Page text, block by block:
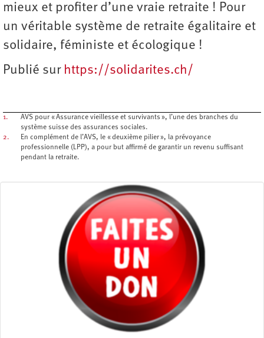
mieux et profiter d’une vraie retraite ! Pour
un véritable système de retraite égalitaire et
solidaire, féministe et écologique !
Publié sur https://solidarites.ch/
1.
AVS pour « Assurance vieillesse et survivants », l’une des branches du
système suisse des assurances sociales.
2.
En complément de l’AVS, le « deuxième pilier », la prévoyance
professionnelle (LPP), a pour but affirmé de garantir un revenu suffisant
pendant la retraite.